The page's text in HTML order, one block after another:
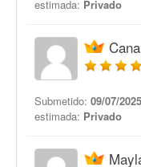
estimada: Privado
Submetido: 09/07/
estimada: Privado